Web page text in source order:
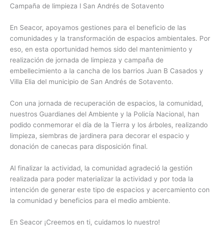
Campaña de limpieza l San Andrés de Sotavento
En Seacor, apoyamos gestiones para el beneficio de las
comunidades y la transformación de espacios ambientales. Por
eso, en esta oportunidad hemos sido del mantenimiento y
realización de jornada de limpieza y campaña de
embellecimiento a la cancha de los barrios Juan B Casados y
Villa Elia del municipio de San Andrés de Sotavento.
Con una jornada de recuperación de espacios, la comunidad,
nuestros Guardianes del Ambiente y la Policía Nacional, han
podido conmemorar el día de la Tierra y los árboles, realizando
limpieza, siembras de jardinera para decorar el espacio y
donación de canecas para disposición final.
Al finalizar la actividad, la comunidad agradeció la gestión
realizada para poder materializar la actividad y por toda la
intención de generar este tipo de espacios y acercamiento con
la comunidad y beneficios para el medio ambiente.
En Seacor ¡Creemos en ti, cuidamos lo nuestro!